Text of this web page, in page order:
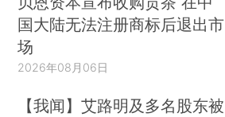
国大陆无法注册商标后退出市
场
2026年08月06日
【我闻】艾路明及多名股东被